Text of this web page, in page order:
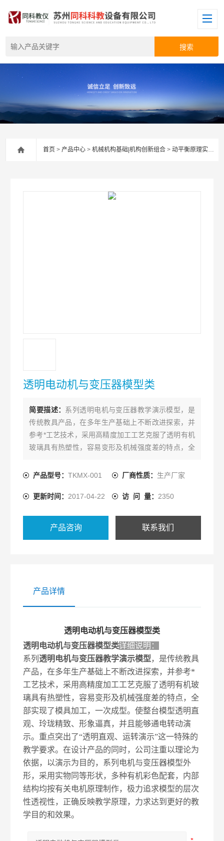
首页 >产品中心 >机械机构基础|机构创新组合 >动平衡原理实验台
透明电动机与变压器模型类
简要描述： 系列透明电机与变压器教学演示模型，是
传统教具产品，在多年生产基础上不断改进探索，并
参考*工艺技术，采用高精度加工工艺克服了透明有机
玻璃具有热塑性，容易变形及机械强度差的特点，全
观、玲珑精致、形象逼真，并且能够通电转动演示。
产品型号：TKMX-001 厂商性质： 生产厂家
更新时间： 2017-04-22 访 问 量： 2350
产品咨询 联系我们
产品详情
透明电动机与变压器模型类
透明电动机与变压器模型类详细说明：
系列 透明电机与变压器教学演示模型，是传统教具
产品，在多年生产基础上不断改进探索，并参考*
工艺技术，采用高精度加工工艺克服了透明有机玻
璃具有热塑性，容易变形及机械强度差的特点，全
部实现了模具加工，一次成型。使整台模型透明直
观、玲珑精致、形象逼真，并且能够通电转动演
示。重点突出了“透明直观、运转演示”这一特殊的
教学要求。在设计产品的同时，公司注重以理论为
依据，以演示为目的，系列电机与变压器模型外
形，采用实物同等形状，多种有机彩色配套，内部
结构均按有关电机原理制作，极力追求模型的层次
性透视性，正确反映教学原理，力求达到更好的教
学目的和效果。